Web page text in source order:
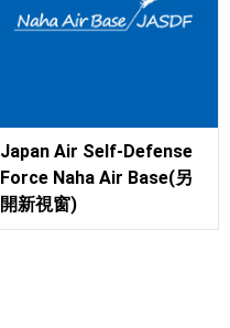
Japan Air Self-Defense
Force Naha Air Base(另
開新視窗)